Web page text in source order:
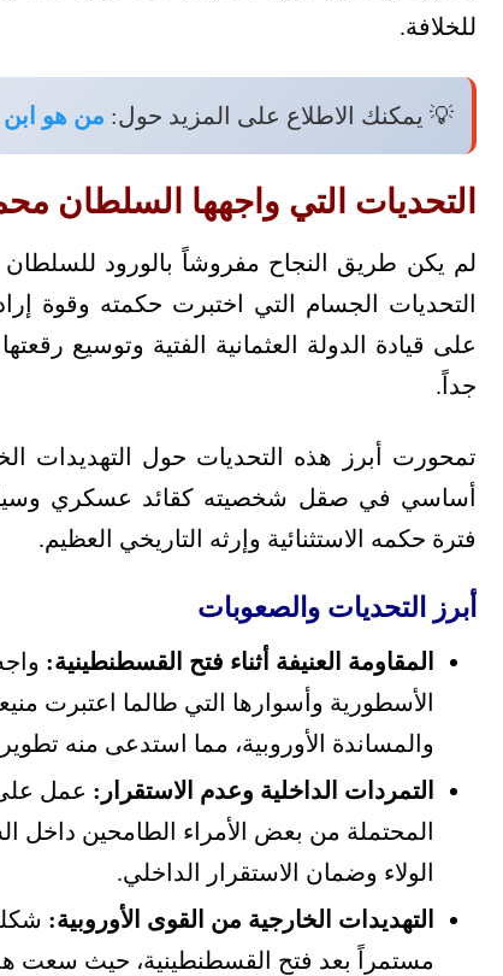
للخلافة.
💡 يمكنك الاطلاع على المزيد حول: من هو ابن
التحديات التي واجهها السلطان
لم يكن طريق النجاح مفروشاً بالورود
التحديات الجسام التي اختبرت حكمته وقوة
على قيادة الدولة العثمانية الفتية وتوسيع
جداً.
تمحورت أبرز هذه التحديات حول التهديدات
أساسي في صقل شخصيته كقائد عسكري
فترة حكمه الاستثنائية وإرثه التاريخي العظيم.
أبرز التحديات والصعوبات
المقاومة العنيفة أثناء فتح القسطنطينية:
الأسطورية وأسوارها التي طالما اعتبرت
والمساندة الأوروبية، مما استدعى منه
التمردات الداخلية وعدم الاستقرار: عمل
المحتملة من بعض الأمراء الطامحين داخل
الولاء وضمان الاستقرار الداخلي.
التهديدات الخارجية من القوى الأوروبية:
مستمراً بعد فتح القسطنطينية، حيث سعت